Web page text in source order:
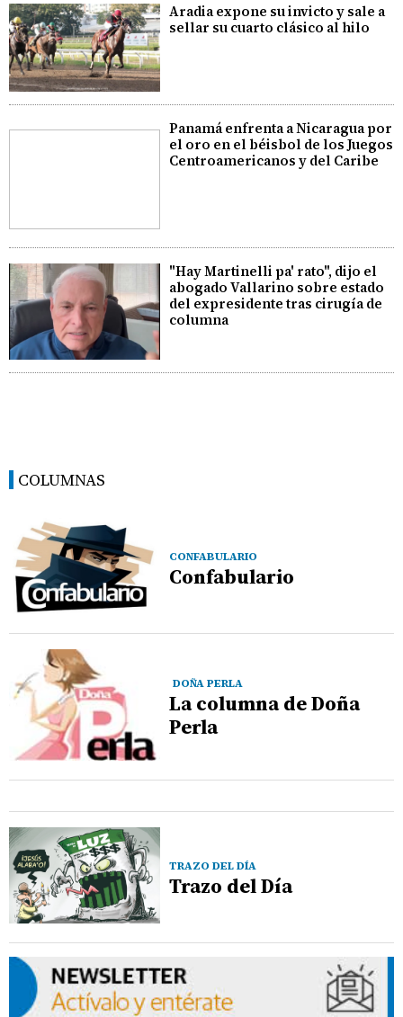
Aradia expone su invicto y sale a
sellar su cuarto clásico al hilo
Panamá enfrenta a Nicaragua por
el oro en el béisbol de los Juegos
Centroamericanos y del Caribe
"Hay Martinelli pa' rato", dijo el
abogado Vallarino sobre estado
del expresidente tras cirugía de
columna
COLUMNAS
CONFABULARIO
Confabulario
DOÑA PERLA
La columna de Doña
Perla
TRAZO DEL DÍA
Trazo del Día